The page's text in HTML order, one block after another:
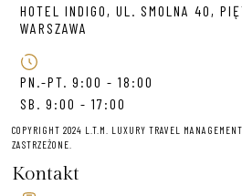
HOTEL INDIGO, UL. SMOLNA 40,
WARSZAWA
PN.-PT. 9:00 - 18:00
SB. 9:00 - 17:00
COPYRIGHT 2024 L.T.M. LUXURY TRAVEL
ZASTRZEŻONE.
Kontakt